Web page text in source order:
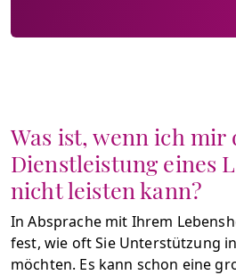
Was ist, wenn ich mir
Dienstleistung eines
nicht leisten kann?
In Absprache mit Ihrem
fest, wie oft Sie Unterstützung
möchten. Es kann schon eine